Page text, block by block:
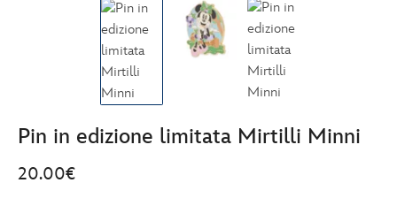
Pin in edizione limitata Mirtilli Minni
20.00€